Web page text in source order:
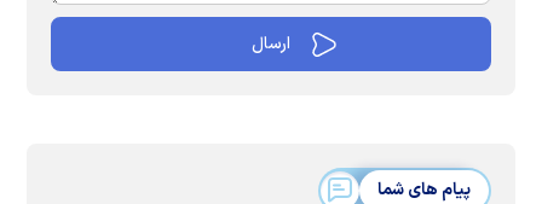
پیام های شما